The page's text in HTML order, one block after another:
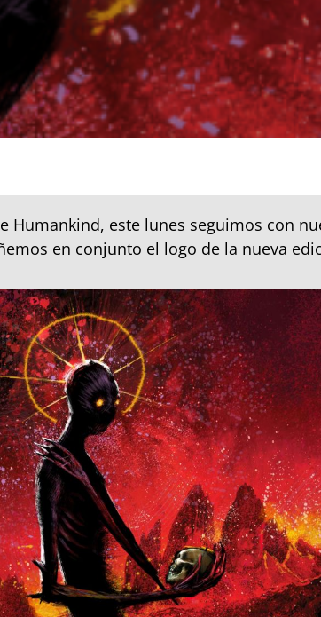
Humankind, este lunes seguimos con
en conjunto el logo de la nueva